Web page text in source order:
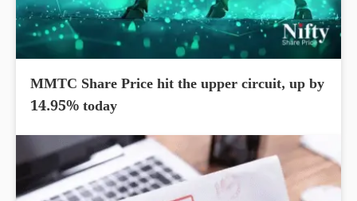
MMTC Share Price hit the upper circuit, up by
14.95% today